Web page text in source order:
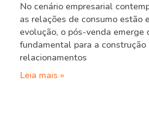
No cenário empresarial
as relações de consumo estão
evolução, o pós-venda emerge
fundamental para a construção
relacionamentos
Leia mais »